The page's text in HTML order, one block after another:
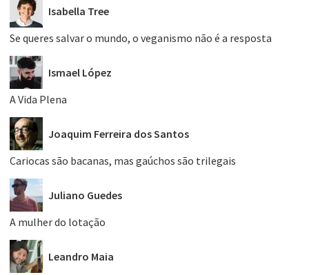
Isabella Tree
Se queres salvar o mundo, o veganismo não é a resposta
Ismael López
A Vida Plena
Joaquim Ferreira dos Santos
Cariocas são bacanas, mas gaúchos são trilegais
Juliano Guedes
A mulher do lotação
Leandro Maia